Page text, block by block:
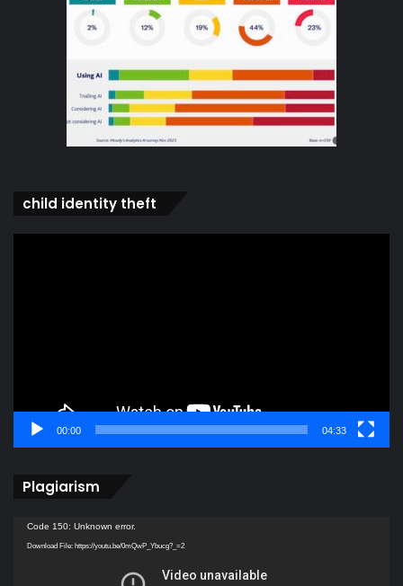
child identity theft
00:00 04:33
Plagiarism
Video
Player
Code 150: Unknown error.
Download File: https://youtu.be/0mQwP_Ybucg?_=2